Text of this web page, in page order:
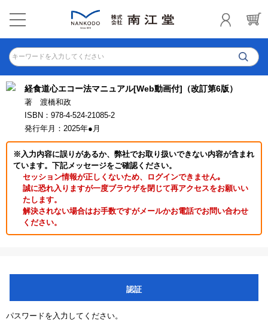
キーワードを入力してください
経食道心エコー法マニュアル[Web動画付]（改訂第6版）
著 渡橋和政
ISBN：978-4-524-21085-2
発行年月：2025年●月
※入力内容に誤りがあるか、弊社でお取り扱いできない内容が含まれ
ています。下記メッセージをご確認ください。
セッション情報が正しくないため、ログインできません｡
誠に恐れ入りますが一度ブラウザを閉じて再アクセスをお願いい
たします。
解決されない場合はお手数ですがメールかお電話でお問い合わせ
ください。
認証
パスワードを入力してください。